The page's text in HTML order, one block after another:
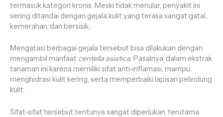
termasuk kategori kronis. Meski tidak menular, penyakit ini
sering ditandai dengan gejala kulit yang terasa sangat gatal,
kemerahan, dan bersisik.
Mengatasi berbagai gejala tersebut bisa dilakukan dengan
mengambil manfaat centella asiatica. Pasalnya, dalam ekstrak
tanaman ini karena memiliki sifat anti-inflamasi, mampu
menghidrasi kulit kering, serta memperbaiki lapisan pelindung
kulit.
Sifat-sifat tersebut tentunya sangat diperlukan, terutama